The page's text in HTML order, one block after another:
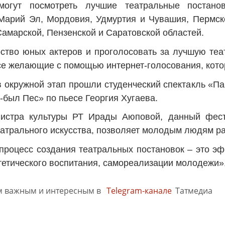
посмотреть лучшие театральные
Эл, Мордовия, Удмуртия и Чувашия,
Пензенской и Саратовской областей.
юных актеров и проголосовать за лучшую
желающие с помощью интернет-голосования,
окружной этап прошли студенческий спектакль
Пес» по пьесе Георгия Хугаева.
культуры РТ Ирады Аюповой, данный
искусства, позволяет молодым людям
создания театральных постановок – это
воспитания, самореализации
важным и интересным в Telegram-канале Татмедиа